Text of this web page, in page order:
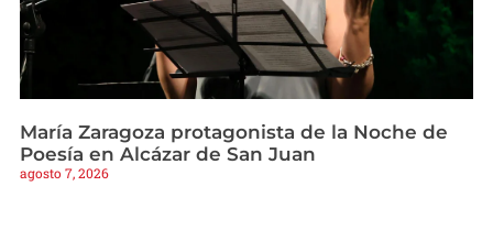
María Zaragoza protagonista de la Noche de
Poesía en Alcázar de San Juan
agosto 7, 2026